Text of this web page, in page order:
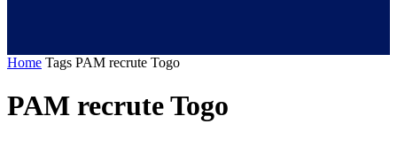
Home Tags PAM recrute Togo
PAM recrute Togo